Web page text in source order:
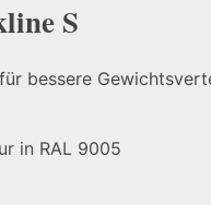
S
bessere
in RAL 9005